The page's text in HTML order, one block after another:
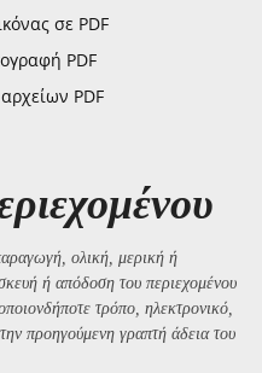
σε PDF
PDF
PDF
ολική, μερική ή
ή απόδοση του περιεχομένου
τρόπο, ηλεκτρονικό,
προηγούμενη γραπτή άδεια του